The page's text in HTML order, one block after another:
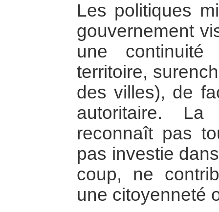
Les politiques
gouvernement
une
territoire,
des villes), de
autoritaire.
reconnaît pas
pas investie
coup, ne
une citoyenneté